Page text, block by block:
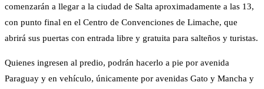
comenzarán a llegar a la ciudad de Salta aproximadamente a las 13,
con punto final en el Centro de Convenciones de Limache, que
abrirá sus puertas con entrada libre y gratuita para salteños y turistas.
Quienes ingresen al predio, podrán hacerlo a pie por avenida
Paraguay y en vehículo, únicamente por avenidas Gato y Mancha y